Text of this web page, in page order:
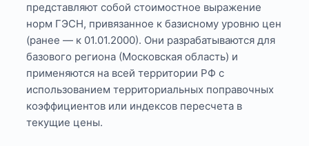
представляют собой стоимостное выражение
норм ГЭСН, привязанное к базисному уровню цен
(ранее — к 01.01.2000). Они разрабатываются для
базового региона (Московская область) и
применяются на всей территории РФ с
использованием территориальных поправочных
коэффициентов или индексов пересчета в
текущие цены.